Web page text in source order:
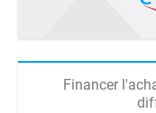
Financer